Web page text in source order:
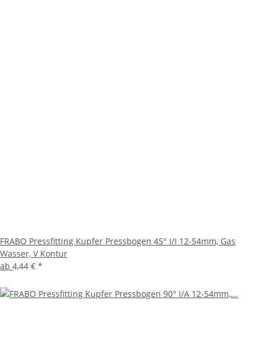
FRABO Pressfitting Kupfer Pressbogen 45° I/I 12-54mm, Gas
Wasser, V Kontur
ab 4,44 € *